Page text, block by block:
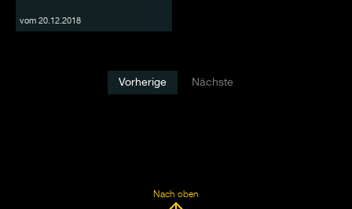
vom 20.12.2018
Vorherige Nächste
Nach oben